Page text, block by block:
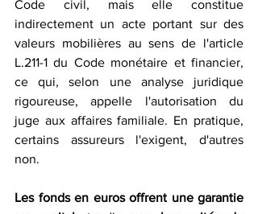
Code civil, mais elle constitue
indirectement un acte portant sur des
valeurs mobilières au sens de l'article
L.211-1 du Code monétaire et financier,
ce qui, selon une analyse juridique
rigoureuse, appelle l'autorisation du
juge aux affaires familiale. En pratique,
certains assureurs l'exigent, d'autres
non.
Les fonds en euros offrent une garantie